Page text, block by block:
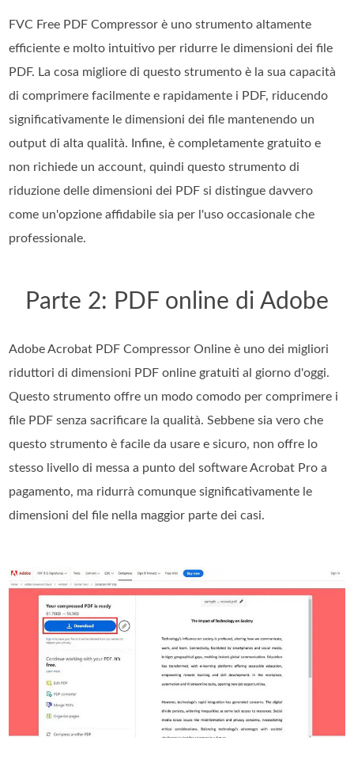
FVC Free PDF Compressor è uno strumento altamente
efficiente e molto intuitivo per ridurre le dimensioni dei file
PDF. La cosa migliore di questo strumento è la sua capacità
di comprimere facilmente e rapidamente i PDF, riducendo
significativamente le dimensioni dei file mantenendo un
output di alta qualità. Infine, è completamente gratuito e
non richiede un account, quindi questo strumento di
riduzione delle dimensioni dei PDF si distingue davvero
come un'opzione affidabile sia per l'uso occasionale che
professionale.
Parte 2: PDF online di Adobe
Adobe Acrobat PDF Compressor Online è uno dei migliori
riduttori di dimensioni PDF online gratuiti al giorno d'oggi.
Questo strumento offre un modo comodo per comprimere i
file PDF senza sacrificare la qualità. Sebbene sia vero che
questo strumento è facile da usare e sicuro, non offre lo
stesso livello di messa a punto del software Acrobat Pro a
pagamento, ma ridurrà comunque significativamente le
dimensioni del file nella maggior parte dei casi.